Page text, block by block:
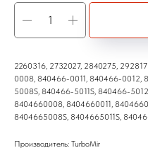
2260316, 2732027, 2840275,
0008, 840466-0011, 840466-0012,
5008S, 840466-5011S, 840466-
8404660008, 8404660011,
8404665008S, 8404665011S,
Производитель: TurboMir